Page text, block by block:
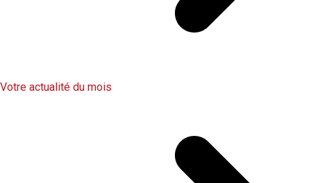
Votre actualité du mois